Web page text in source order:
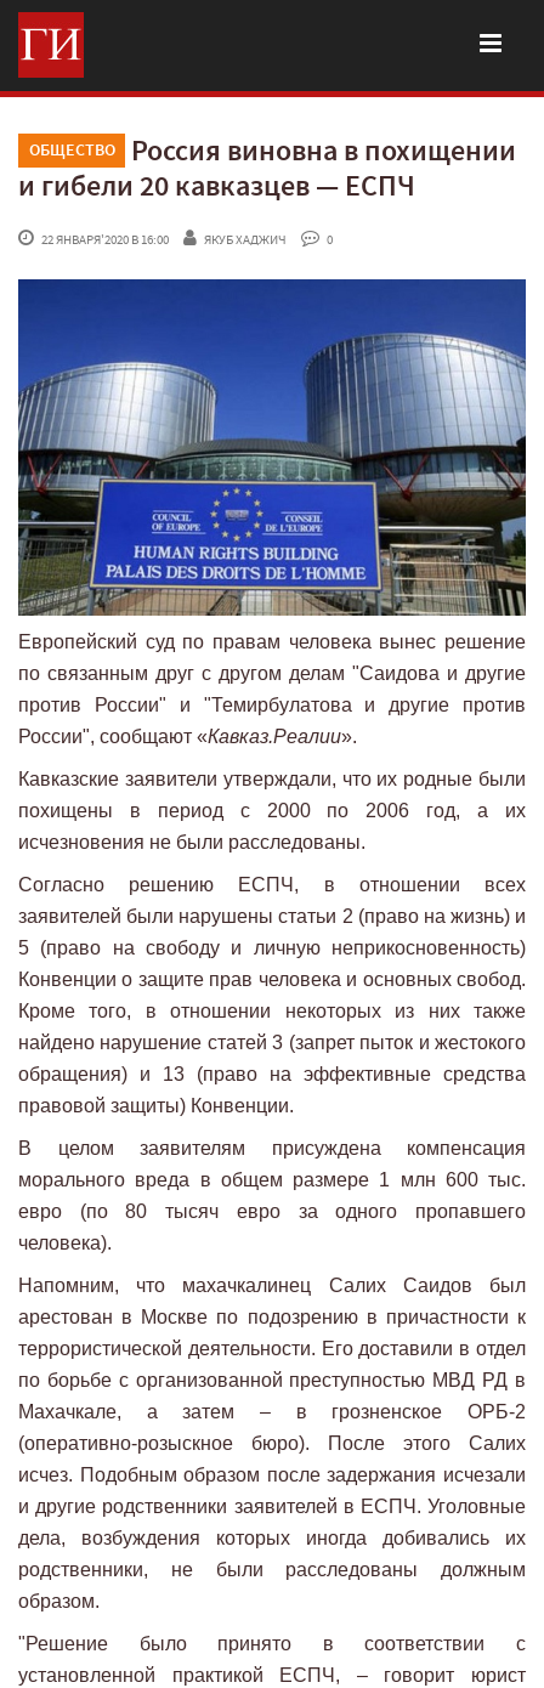
ОБЩЕСТВО
Россия виновна в похищении
и гибели 20 кавказцев — ЕСПЧ
22 ЯНВАРЯ'2020 В 16:00 ЯКУБ ХАДЖИЧ 0
Европейский суд по правам человека вынес решение
по связанным друг с другом делам "Саидова и другие
против России" и "Темирбулатова и другие против
России", сообщают «Кавказ.Реалии».
Кавказские заявители утверждали, что их родные были
похищены в период с 2000 по 2006 год, а их
исчезновения не были расследованы.
Согласно решению ЕСПЧ, в отношении всех
заявителей были нарушены статьи 2 (право на жизнь) и
5 (право на свободу и личную неприкосновенность)
Конвенции о защите прав человека и основных свобод.
Кроме того, в отношении некоторых из них также
найдено нарушение статей 3 (запрет пыток и жестокого
обращения) и 13 (право на эффективные средства
правовой защиты) Конвенции.
В целом заявителям присуждена компенсация
морального вреда в общем размере 1 млн 600 тыс.
евро (по 80 тысяч евро за одного пропавшего
человека).
Напомним, что махачкалинец Салих Саидов был
арестован в Москве по подозрению в причастности к
террористической деятельности. Его доставили в отдел
по борьбе с организованной преступностью МВД РД в
Махачкале, а затем – в грозненское ОРБ-2
(оперативно-розыскное бюро). После этого Салих
исчез. Подобным образом после задержания исчезали
и другие родственники заявителей в ЕСПЧ. Уголовные
дела, возбуждения которых иногда добивались их
родственники, не были расследованы должным
образом.
"Решение было принято в соответствии с
установленной практикой ЕСПЧ, – говорит юрист